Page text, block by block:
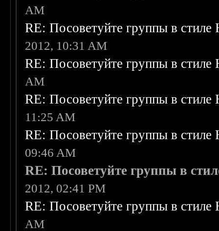
AM
RE: Посоветуйте группы в стиле
2012, 10:31 AM
RE: Посоветуйте группы в стиле
AM
RE: Посоветуйте группы в стиле
11:25 AM
RE: Посоветуйте группы в стиле
09:46 AM
RE: Посоветуйте группы в
2012, 02:41 PM
RE: Посоветуйте группы в стиле
AM